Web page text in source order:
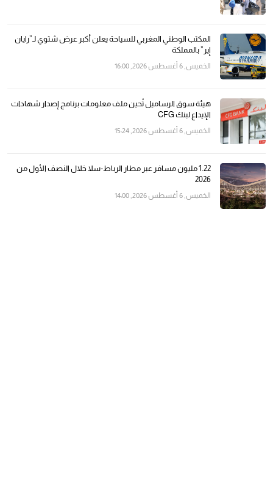
المكتب الوطني المغربي للسياحة يعلن أكبر عرض شتوي لـ”رايان
إير” بالمملكة
الخميس, 6 أغسطس 2026, 16:00
هيئة سوق الرساميل تُحين ملف معلومات برنامج إصدار شهادات
الإيداع لبنك CFG
الخميس, 6 أغسطس 2026, 15:24
1.22 مليون مسافر عبر مطار الرباط-سلا خلال النصف الأول من
2026
الخميس, 6 أغسطس 2026, 14:00